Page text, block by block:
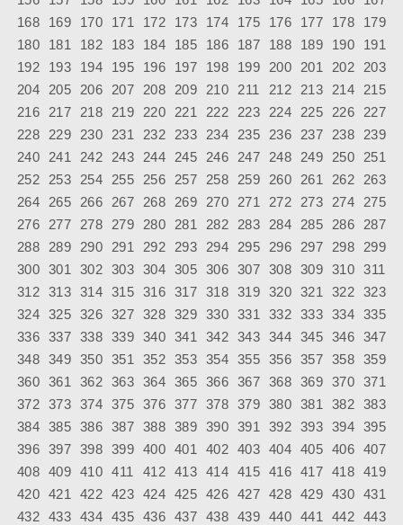
168
169 170 171 172 173 174 175 176 177 178
179
180
181 182 183 184 185 186 187 188 189 190
191
192
193 194 195 196 197 198 199 200 201 202
203
204
205 206 207 208 209 210 211 212 213 214
215
216
217 218 219 220 221 222 223 224 225 226
227
228
229 230 231 232 233 234 235 236 237 238
239
240
241 242 243 244 245 246 247 248 249 250
251
252
253 254 255 256 257 258 259 260 261 262
263
264
265 266 267 268 269 270 271 272 273 274
275
276
277 278 279 280 281 282 283 284 285 286
287
288
289 290 291 292 293 294 295 296 297 298
299
300 301 302 303 304 305 306 307 308 309 310
311
312 313 314 315 316 317 318 319 320 321 322 323
324 325 326 327 328 329 330 331 332 333 334 335
336 337 338 339 340 341 342 343 344 345 346 347
348 349 350 351 352 353 354 355 356 357 358 359
360 361 362 363 364 365 366 367 368 369 370 371
372 373 374 375 376 377 378 379 380 381 382 383
384 385 386 387 388 389 390 391 392 393 394 395
396 397 398 399 400 401 402 403 404 405 406 407
408 409 410 411 412 413 414 415 416 417 418 419
420 421 422 423 424 425 426 427 428 429 430 431
432 433 434 435 436 437 438 439 440 441 442 443